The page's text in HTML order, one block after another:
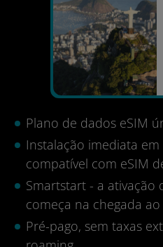
Plano de dados eSIM
Instalação imediata
compatível com eSIM
Smartstart - a ativação
começa na chegada
Pré-pago, sem taxas